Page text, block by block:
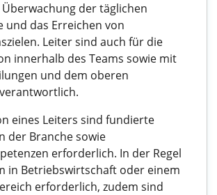
der täglichen
und das Erreichen von
Leiter sind auch für die
innerhalb des Teams sowie mit
und dem oberen
eines Leiters sind fundierte
der Branche sowie
erforderlich. In der Regel
in Betriebswirtschaft oder einem
erforderlich, zudem sind